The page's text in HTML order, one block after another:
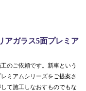
ガラス5面プレミア
のご依頼です。新車という
ミアムシリーズをご提案さ
て施工しなおすものでもな